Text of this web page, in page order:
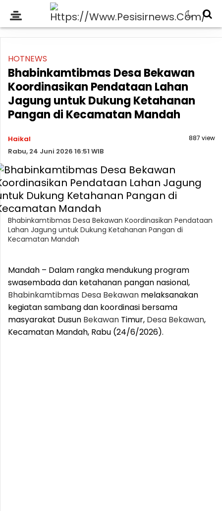
HOTNEWS
Bhabinkamtibmas Desa Bekawan
Koordinasikan Pendataan Lahan
Jagung untuk Dukung Ketahanan
Pangan di Kecamatan Mandah
Haikal
Rabu, 24 Juni 2026 16:51 WIB
887 view
Bhabinkamtibmas Desa Bekawan Koordinasikan Pendataan
Lahan Jagung untuk Dukung Ketahanan Pangan di
Kecamatan Mandah
Mandah – Dalam rangka mendukung program
swasembada dan ketahanan pangan nasional,
Bhabinkamtibmas Desa Bekawan melaksanakan
kegiatan sambang dan koordinasi bersama
masyarakat Dusun Bekawan Timur, Desa Bekawan,
Kecamatan Mandah, Rabu (24/6/2026).